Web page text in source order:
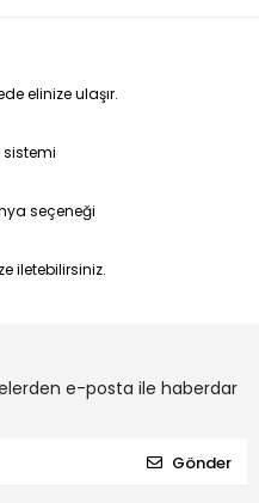
elinize ulaşır.
sistemi
seçeneği
iletebilirsiniz.
e-posta ile haberdar
Gönder